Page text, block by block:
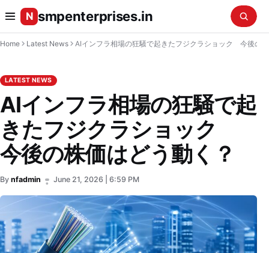
N smpenterprises.in
Home Latest News
LATEST NEWS
AIインフラ相場の狂騒で起
きたフジクラショック
今後の株価はどう動く？
By nfadmin • June 21, 2026 | 6:59 PM